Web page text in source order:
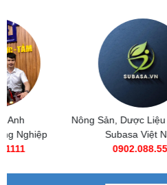
Nông Sản, Dược Liệu Thành Đạt
Subasa Việt Nam